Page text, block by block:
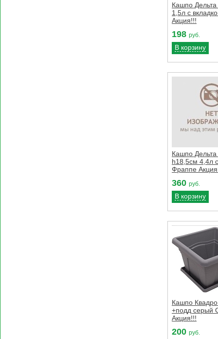
Кашпо
1,5л с
Акция!!!
198 руб.
В корзину
Кашпо
h18,5см 4,4л
Фраппе
360 руб.
В корзину
Кашпо
+подд серый
Акция!!!
200 руб.